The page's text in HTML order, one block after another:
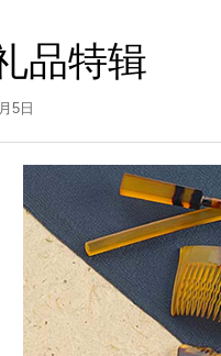
品特辑
5日